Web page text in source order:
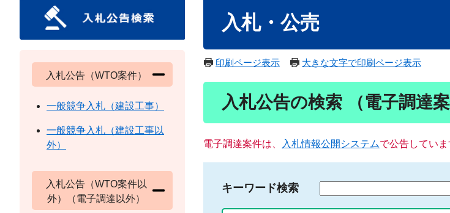
入札・公売
印刷ページ表示 大きな文字で印刷ページ表示
入札公告の検索 （電子調達案
電子調達案件は、 入札情報公開システムで公告していま
キーワード検索
入札公告（WTO案件）
一般競争入札（建設工事）
一般競争入札（建設工事以
外）
入札公告（WTO案件以
外）（電子調達以外）